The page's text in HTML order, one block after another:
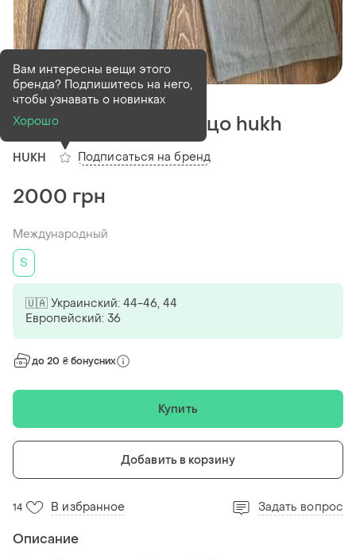
В наличии 1 шт
Серые брюки палаццо hukh
HUKH
Вам интересны вещи этого
бренда? Подпишитесь на него,
чтобы узнавать о новинках
Хорошо
Подписаться на бренд
2000 грн
Международный
S
🇺🇦 Украинский: 44-46, 44
Европейский: 36
до 20 ₴ бонусних
Купить
Добавить в корзину
14 В избранное Задать вопрос
Описание